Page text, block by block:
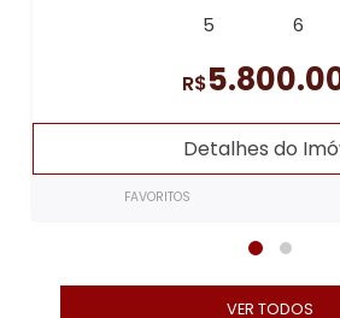
5 6
R$
Detalhes do
FAVORITOS
VER TODOS